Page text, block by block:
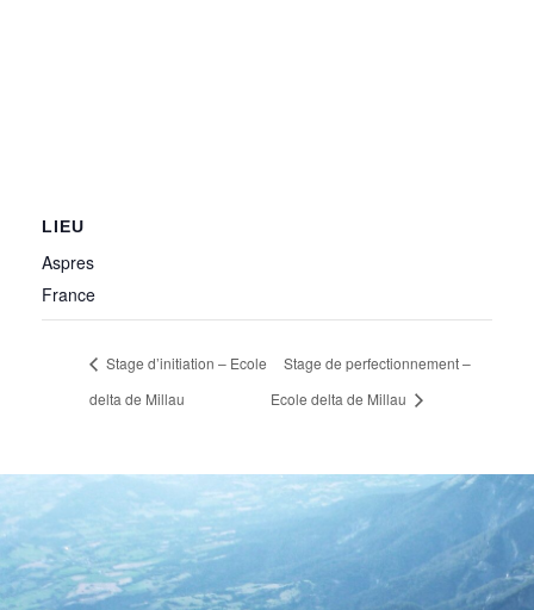
LIEU
Aspres
France
Stage d’initiation – Ecole
delta de Millau
Stage de perfectionnement –
Ecole delta de Millau